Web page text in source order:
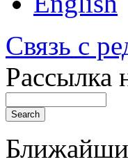
Связь с
Рассылка